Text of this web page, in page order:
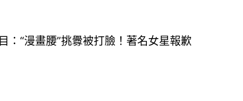
目：“漫畫腰”挑釁被打臉！著名女星報歉